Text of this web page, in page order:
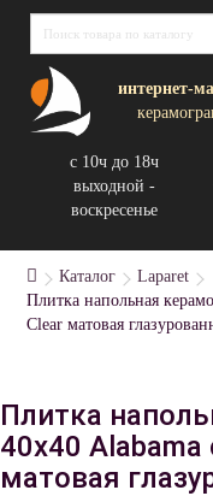
интернет-
с 10ч до 18ч
выходной -
воскресенье
Каталог
Laparet
Плитка напольная
Clear матовая
Плитка
40x40
матовая